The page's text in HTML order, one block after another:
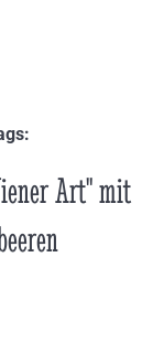
Art" mit